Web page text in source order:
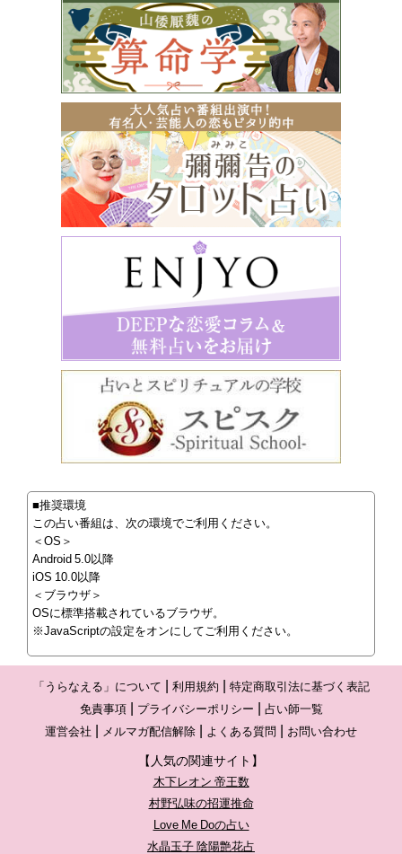
■推奨環境
この占い番組は、次の環境でご利用ください。
＜OS＞
Android 5.0以降
iOS 10.0以降
＜ブラウザ＞
OSに標準搭載されているブラウザ。
※JavaScriptの設定をオンにしてご利用ください。
「うらなえる」について 利用規約
特定商取引法に基づく表記
免責事項
プライバシーポリシー
占い師一覧
運営会社
メルマガ配信解除 よくある質問 お問い合わせ
【人気の関連サイト】
木下レオン 帝王数
村野弘味の招運推命
Love Me Doの占い
水晶玉子 陰陽艶花占